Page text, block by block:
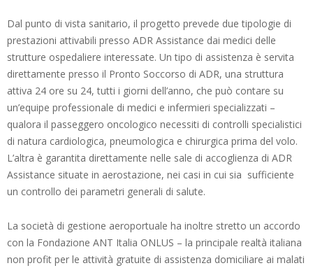
Dal punto di vista sanitario, il progetto prevede due tipologie di
prestazioni attivabili presso ADR Assistance dai medici delle
strutture ospedaliere interessate. Un tipo di assistenza è servita
direttamente presso il Pronto Soccorso di ADR, una struttura
attiva 24 ore su 24, tutti i giorni dell’anno, che può contare su
un’equipe professionale di medici e infermieri specializzati –
qualora il passeggero oncologico necessiti di controlli specialistici
di natura cardiologica, pneumologica e chirurgica prima del volo.
L’altra è garantita direttamente nelle sale di accoglienza di ADR
Assistance situate in aerostazione, nei casi in cui sia sufficiente
un controllo dei parametri generali di salute.
La società di gestione aeroportuale ha inoltre stretto un accordo
con la Fondazione ANT Italia ONLUS – la principale realtà italiana
non profit per le attività gratuite di assistenza domiciliare ai malati